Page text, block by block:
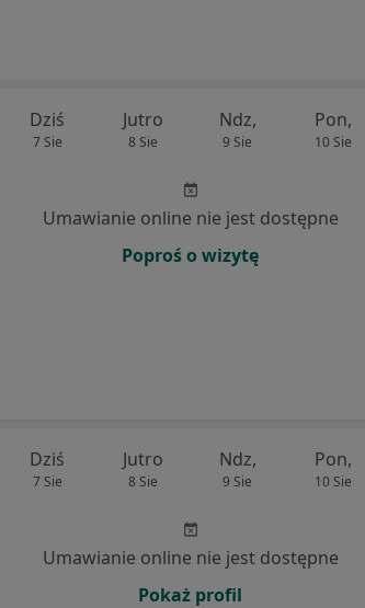
Dziś
7 Sie
Jutro
8 Sie
Ndz,
9 Sie
Pon,
10 Sie
Umawianie online nie jest dostępne
Poproś o wizytę
Dziś
7 Sie
Jutro
8 Sie
Ndz,
9 Sie
Pon,
10 Sie
Umawianie online nie jest dostępne
Pokaż profil